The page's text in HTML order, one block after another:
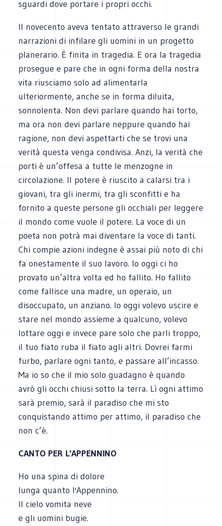
sguardi dove portare i propri occhi.
Il novecento aveva tentato attraverso le grandi
narrazioni di infilare gli uomini in un progetto
planerario. È finita in tragedia. E ora la tragedia
prosegue e pare che in ogni forma della nostra
vita riusciamo solo ad alimentarla
ulteriormente, anche se in forma diluita,
sonnolenta. Non devi parlare quando hai torto,
ma ora non devi parlare neppure quando hai
ragione, non devi aspettarti che se trovi una
verità questa venga condivisa. Anzi, la verità che
porti è un’offesa a tutte le menzogne in
circolazione. Il potere è riuscito a calarsi tra i
giovani, tra gli inermi, tra gli sconfitti e ha
fornito a queste persone gli occhiali per leggere
il mondo come vuole il potere. La voce di un
poeta non potrà mai diventare la voce di tanti.
Chi compie azioni indegne è assai più noto di chi
fa onestamente il suo lavoro. Io oggi ci ho
provato un’altra volta ed ho fallito. Ho fallito
come fallisce una madre, un operaio, un
disoccupato, un anziano. Io oggi volevo uscire e
stare nel mondo assieme a qualcuno, volevo
lottare oggi e invece pare solo che parli troppo,
il tuo fiato ruba il fiato agli altri. Dovrei farmi
furbo, parlare ogni tanto, e passare all’incasso.
Ma io so che il mio solo guadagno è quando
avrò gli occhi chiusi sotto la terra. Lì ogni attimo
sarà premio, sarà il paradiso che mi sto
conquistando attimo per attimo, il paradiso che
non c’è.
CANTO PER L'APPENNINO
Ho una spina di dolore
lunga quanto l'Appennino.
Il cielo vomita neve
e gli uomini bugie.